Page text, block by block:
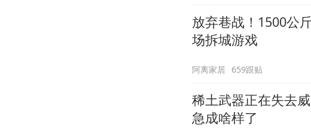
放弃巷战！1500公
场拆城游戏
阿离家居 659跟贴
稀土武器正在失去
急成啥样了